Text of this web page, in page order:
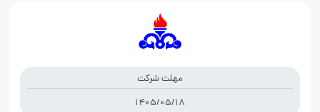
مهلت شرکت
1405/05/18